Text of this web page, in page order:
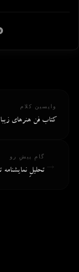
واپسین کلام
کتاب فن هنرهای
→
گامِ پیشِ رو
تحلیلِ